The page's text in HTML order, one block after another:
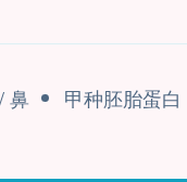
鼻
甲种胚胎蛋白